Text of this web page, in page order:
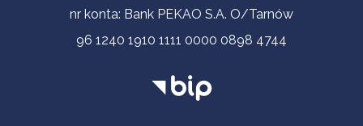
nr konta: Bank PEKAO S.A. O/Tarnów
96 1240 1910 1111 0000 0898 4744